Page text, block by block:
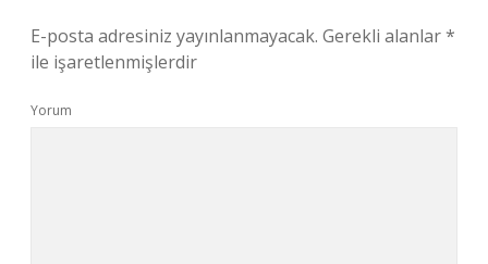
E-posta adresiniz yayınlanmayacak. Gerekli alanlar*
ile işaretlenmişlerdir
Yorum